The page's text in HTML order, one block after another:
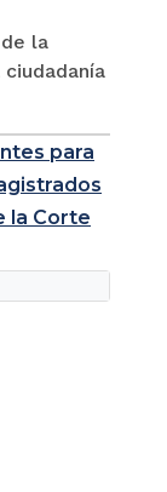
la
para
la Corte